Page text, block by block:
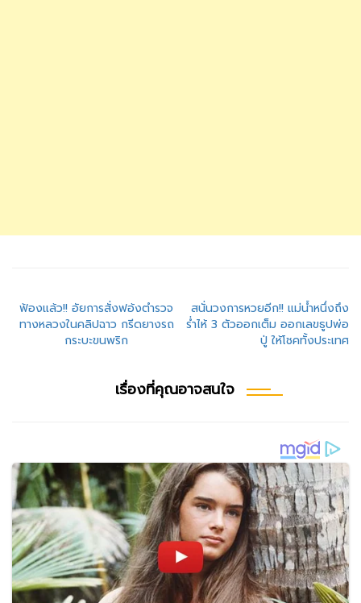
แนะแนว
เรื่อง
ฟ้องแล้ว!! อัยการสั่งฟอ้งตำรวจ
ทางหลวงในคลิปฉาว กรีดยางรถ
กระบะขนพริก
สนั่นวงการหวยอีก!! แม่น้ำหนึ่งถึง
ร่ำไห้ 3 ตัวออกเต็ม ออกเลขธูปพ่อ
ปู่ ให้โชคทั้งประเทศ
เรื่องที่คุณอาจสนใจ